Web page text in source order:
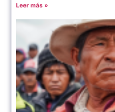
Leer más »